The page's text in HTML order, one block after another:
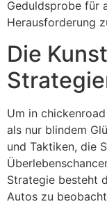
Geduldsprobe für
Herausforderung
Die
Um in
als nur blindem
und Taktiken, die
Strategie besteht
Autos zu